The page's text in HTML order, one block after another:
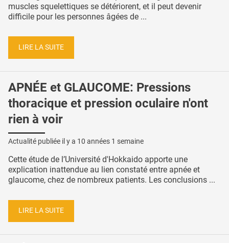
muscles squelettiques se détériorent, et il peut devenir
difficile pour les personnes âgées de ...
LIRE LA SUITE
APNÉE et GLAUCOME: Pressions
thoracique et pression oculaire n'ont
rien à voir
Actualité publiée il y a 10 années 1 semaine
Cette étude de l’Université d'Hokkaido apporte une
explication inattendue au lien constaté entre apnée et
glaucome, chez de nombreux patients. Les conclusions ...
LIRE LA SUITE